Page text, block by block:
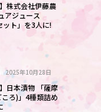
株式会社伊藤農
アジュース
ト」を3人に!
2025年10月28日
日本漬物 「薩摩
ろ)」4種類詰め